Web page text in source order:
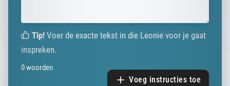
Tip! Voer de exacte tekst in die Leonie voor je gaat
inspreken.
0woorden
Voeg instructies toe